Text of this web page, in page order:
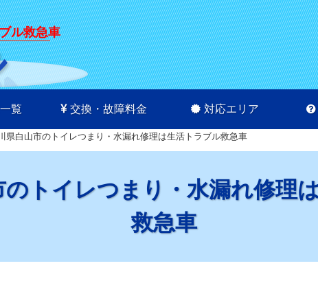
ル救急車
覧 交換・故障料金 対応エリア
県白山市のトイレつまり・水漏れ修理は生活トラブル救急車
のトイレつまり・水漏れ修理
救急車